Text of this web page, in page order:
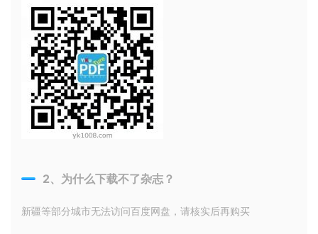
2、为什么下载不了杂志？
新疆等部分城市无法访问百度网盘，请核实后再购买